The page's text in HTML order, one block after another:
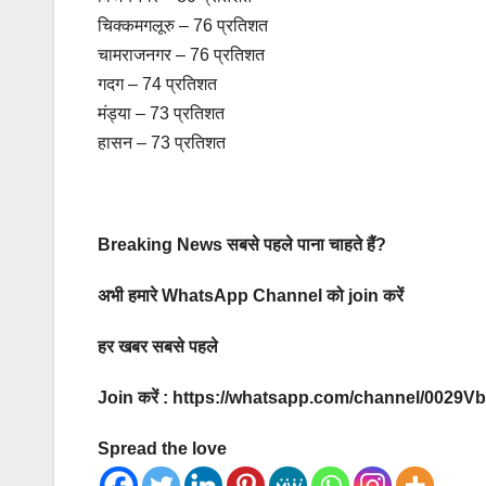
चिक्कमगलूरु – 76 प्रतिशत
चामराजनगर – 76 प्रतिशत
गदग – 74 प्रतिशत
मंड्या – 73 प्रतिशत
हासन – 73 प्रतिशत
Breaking News सबसे पहले पाना चाहते हैं?
अभी हमारे WhatsApp Channel को join करें
हर खबर सबसे पहले
Join करें : https://whatsapp.com/channel/
Spread the love